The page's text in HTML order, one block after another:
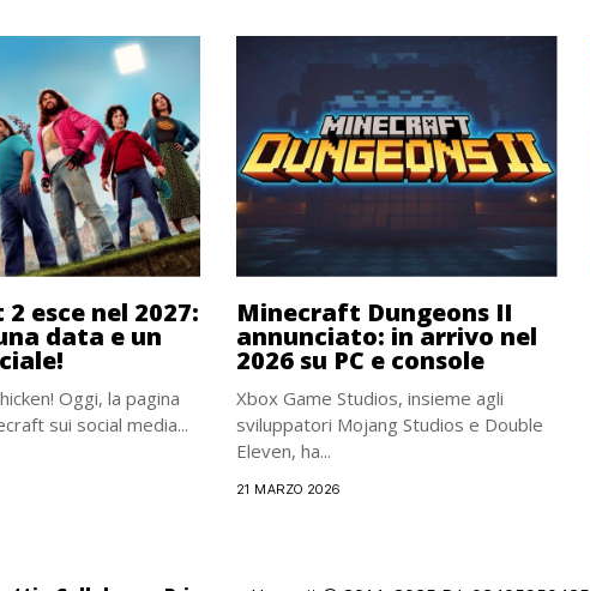
esce nel 2027:
data e un
Oggi, la pagina
sui social media...
Minecraft Dungeons II
annunciato: in arrivo nel
2026 su PC e console
Xbox Game Studios, insieme agli
sviluppatori Mojang Studios e Double
Eleven, ha...
21 MARZO 2026